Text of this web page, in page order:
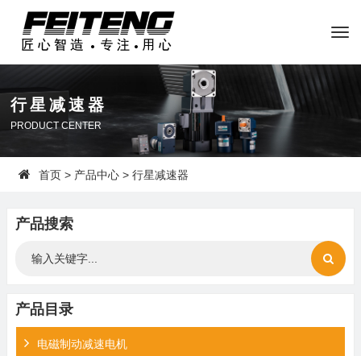
行星减速器
PRODUCT CENTER
首页 > 产品中心 > 行星减速器
产品搜索
产品目录
电磁制动减速电机